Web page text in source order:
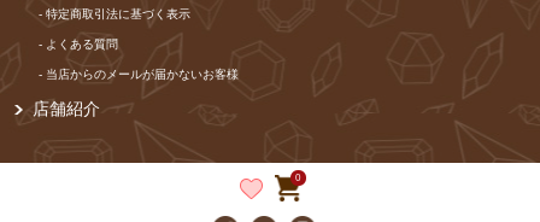
- 特定商取引法に基づく表⽰
- よくある質問
- 当店からのメールが届かないお客様
店舗紹介
0